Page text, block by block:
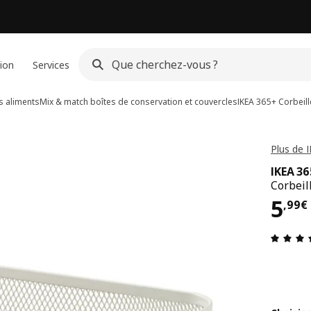
Services
alimentsMix & match boîtes de conservation et couverclesIKEA 365+
Plus de
IKEA
5,99€